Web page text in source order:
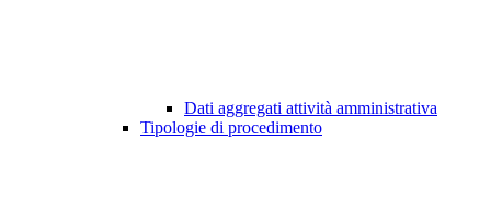
Dati aggregati attività amministrativa
Tipologie di procedimento